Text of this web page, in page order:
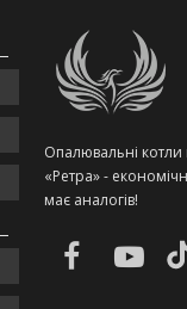
Опалювальні котли
«Ретра» -
має аналогів!